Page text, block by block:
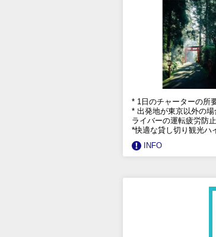
* 1日のチャーターの所
* 出発地が東京以外の
ライバーの運転疲労防
*快適な貸し切り観光ハ
INFO